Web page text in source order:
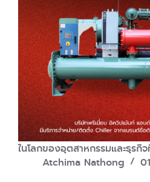
ในโลกของอุตสาหกรรมและธุรกิจ
Atchima Nathong